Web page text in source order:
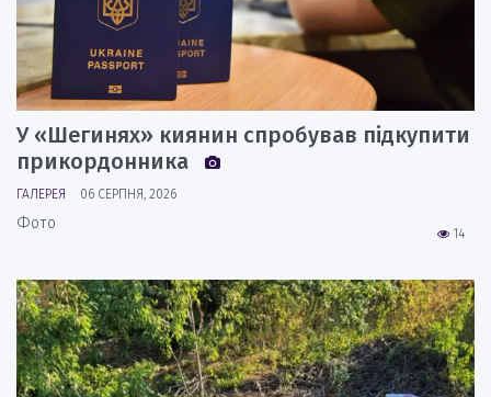
У «Шегинях» киянин спробував підкупити
прикордонника
ГАЛЕРЕЯ 06 СЕРПНЯ, 2026
14
Фото